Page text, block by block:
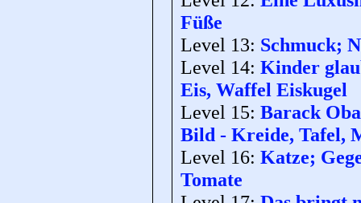
Füße
Level 13: Schmuck;
Level 14: Kinder
Eis, Waffel Eiskugel
Level 15: Barack
Bild - Kreide, Tafel,
Level 16: Katze;
Tomate